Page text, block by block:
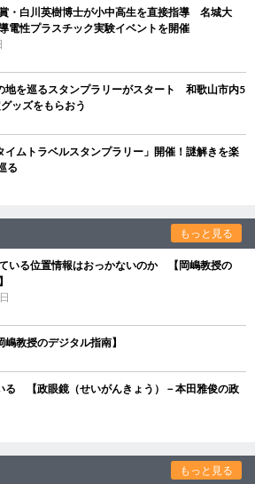
・白川英樹博士が小中高生を直接指導 名城大
電性プラスチック実験イベントを開催
地を巡るスタンプラリーがスタート 和歌山市内5
ッズをもらおう
イムトラベルスタンプラリー」開催！謎解きを楽
る
もっと見る
いる位置情報はおっかないのか 【岡嶋教授の
教授のデジタル指南】
る 【政眼鏡（せいがんきょう）－本田雅俊の政
もっと見る